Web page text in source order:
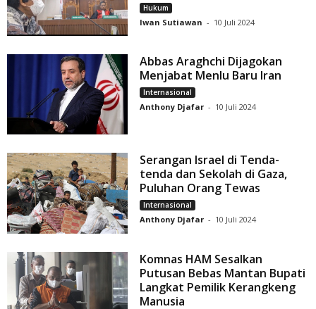
Hukum
Iwan Sutiawan - 10 Juli 2024
Abbas Araghchi Dijagokan
Menjabat Menlu Baru Iran
Internasional
Anthony Djafar - 10 Juli 2024
Serangan Israel di Tenda-
tenda dan Sekolah di Gaza,
Puluhan Orang Tewas
Internasional
Anthony Djafar - 10 Juli 2024
Komnas HAM Sesalkan
Putusan Bebas Mantan Bupati
Langkat Pemilik Kerangkeng
Manusia